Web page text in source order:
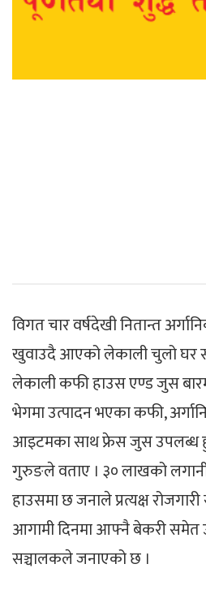
विगत चार वर्षदेखी नितान्त
खुवाउदै आएको लेकाली चुलो घर
लेकाली कफी हाउस एण्ड जुस
भेगमा उत्पादन भएका कफी,
आइटमका साथ फ्रेस जुस उपलब्ध
गुरुङले वताए । ३० लाखको
हाउसमा छ जनाले प्रत्यक्ष
आगामी दिनमा आफ्नै बेकरी समेत
सञ्चालकले जनाएको छ ।